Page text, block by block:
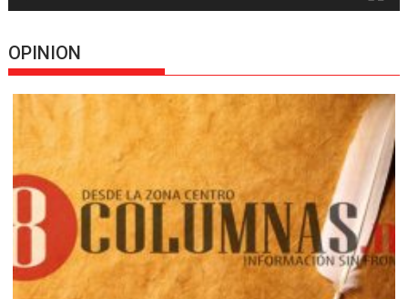
OPINION